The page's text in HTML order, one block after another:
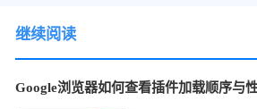
继续阅读
Google浏览器如何查看插件加载顺序与